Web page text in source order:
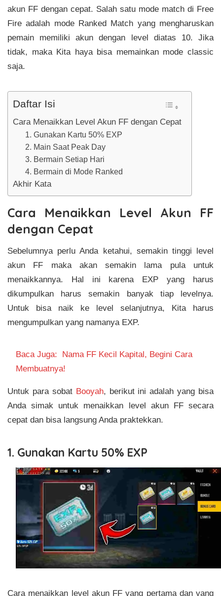
akun FF dengan cepat. Salah satu mode match di Free
Fire adalah mode Ranked Match yang mengharuskan
pemain memiliki akun dengan level diatas 10. Jika
tidak, maka Kita haya bisa memainkan mode classic
saja.
Daftar Isi
Cara Menaikkan Level Akun FF dengan Cepat
1. Gunakan Kartu 50% EXP
2. Main Saat Peak Day
3. Bermain Setiap Hari
4. Bermain di Mode Ranked
Akhir Kata
Cara Menaikkan Level Akun FF
dengan Cepat
Sebelumnya perlu Anda ketahui, semakin tinggi level
akun FF maka akan semakin lama pula untuk
menaikkannya. Hal ini karena EXP yang harus
dikumpulkan harus semakin banyak tiap levelnya.
Untuk bisa naik ke level selanjutnya, Kita harus
mengumpulkan yang namanya EXP.
Baca Juga: Nama FF Kecil Kapital, Begini Cara
Membuatnya!
Untuk para sobat Booyah, berikut ini adalah yang bisa
Anda simak untuk menaikkan level akun FF secara
cepat dan bisa langsung Anda praktekkan.
1. Gunakan Kartu 50% EXP
Cara menaikkan level akun FF yang pertama dan yang